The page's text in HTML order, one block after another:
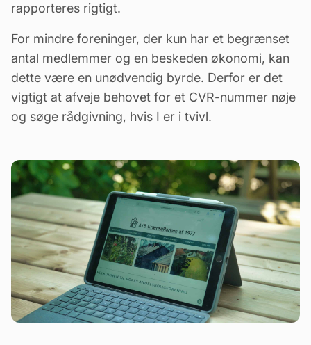
rapporteres rigtigt.
For mindre foreninger, der kun har et begrænset
antal medlemmer og en beskeden økonomi, kan
dette være en unødvendig byrde. Derfor er det
vigtigt at afveje behovet for et CVR-nummer nøje
og søge rådgivning, hvis I er i tvivl.